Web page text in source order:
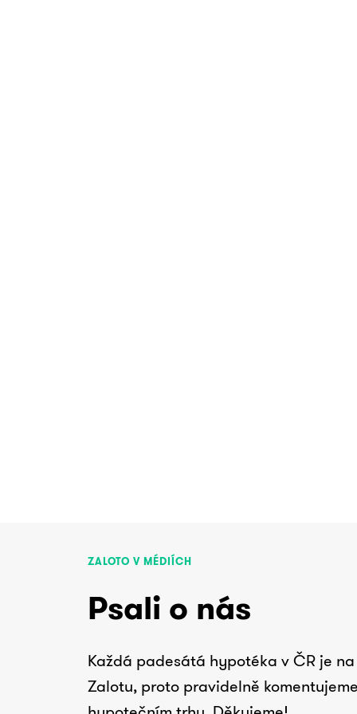
ZALOTO V MÉDIÍCH
Psali o nás
Každá padesátá hypotéka v ČR je
Zalotu, proto pravidelně